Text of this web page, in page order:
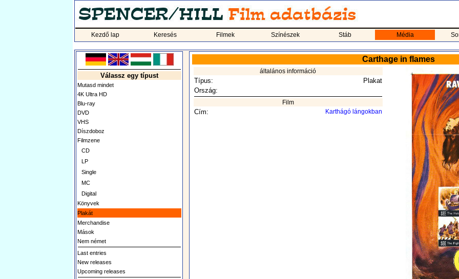
Kezdő lap Keresés Filmek Színészek Stáb Média
Válassz egy típust
Mutasd mindet
4K Ultra HD
Blu-ray
DVD
VHS
Díszdoboz
Filmzene
CD
LP
Single
MC
Digital
Könyvek
Plakát
Merchandise
Mások
Nem német
Last entries
New releases
Upcoming releases
Carthage in flames
általános információ
Típus:
Plakat
Ország:
Film
Cím: Karthágó lángokban